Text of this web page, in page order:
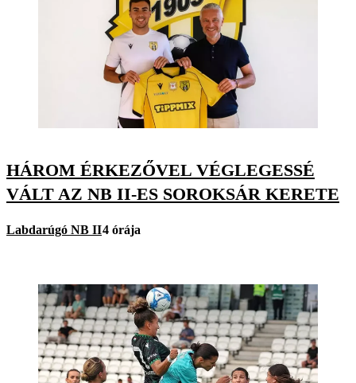
HÁROM ÉRKEZŐVEL VÉGLEGESSÉ
VÁLT AZ NB II-ES SOROKSÁR KERETE
Labdarúgó NB II4 órája